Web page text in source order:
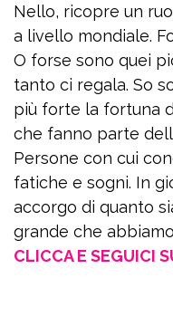
Nello, ricopre un
a livello mondiale.
O forse sono quei
tanto ci regala. So
più forte la fortuna
che fanno parte
Persone con cui
fatiche e sogni. In
accorgo di quanto
grande che
CLICCA E SEGUICI